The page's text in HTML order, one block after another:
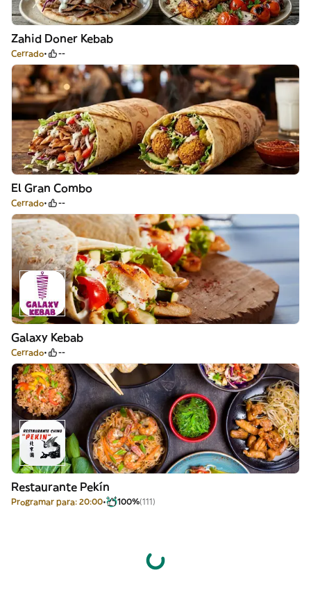
Zahid Doner Kebab
Cerrado --
El Gran Combo
Cerrado --
Galaxy Kebab
Cerrado --
Restaurante Pekín
Programar para: 20:00 100%(111)